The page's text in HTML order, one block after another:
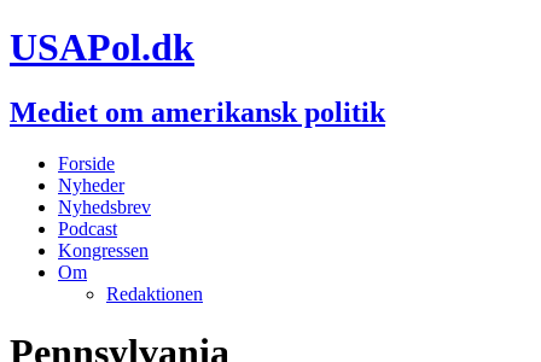
USAPol.dk
Mediet om amerikansk politik
Forside
Nyheder
Nyhedsbrev
Podcast
Kongressen
Om
Redaktionen
Pennsylvania